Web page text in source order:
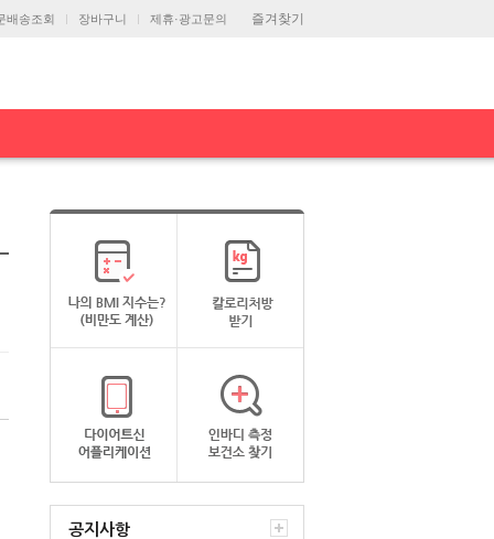
즐겨찾기
배송조회 장바구니 제휴·광고문의
공지사항